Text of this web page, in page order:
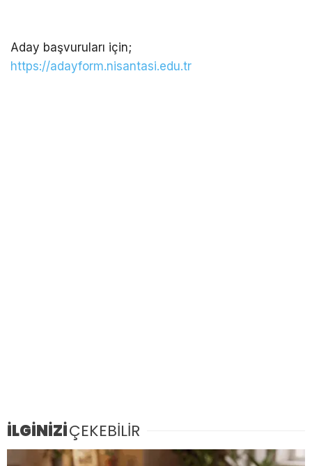
Aday başvuruları için;
https://adayform.nisantasi.edu.tr
İLGİNİZİÇEKEBİLİR